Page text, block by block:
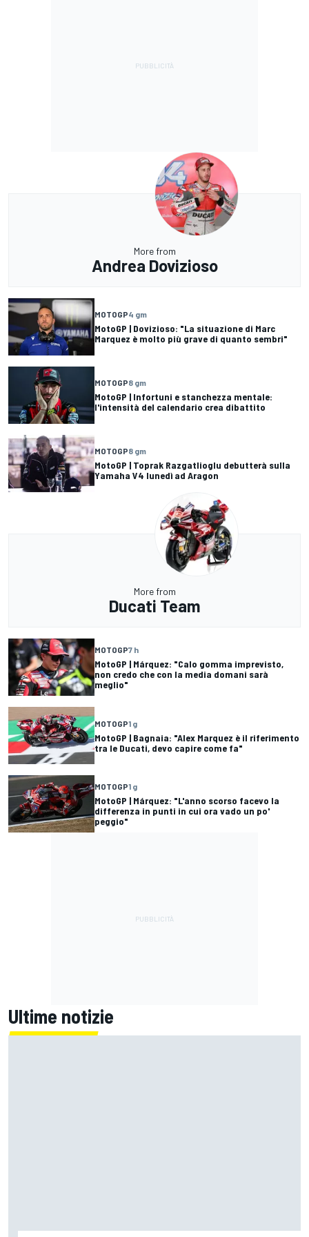
More from
Andrea Dovizioso
MOTOGP4 gm
MotoGP | Dovizioso: "La situazione di Marc
Marquez è molto più grave di quanto sembri"
MOTOGP8 gm
MotoGP | Infortuni e stanchezza mentale:
l'intensità del calendario crea dibattito
MOTOGP8 gm
MotoGP | Toprak Razgatlioglu debutterà sulla
Yamaha V4 lunedì ad Aragon
More from
Ducati Team
MOTOGP7 h
MotoGP | Márquez: "Calo gomma imprevisto,
non credo che con la media domani sarà
meglio"
MOTOGP1 g
MotoGP | Bagnaia: "Alex Marquez è il riferimento
tra le Ducati, devo capire come fa"
MOTOGP1 g
MotoGP | Márquez: "L'anno scorso facevo la
differenza in punti in cui ora vado un po'
peggio"
Ultime notizie